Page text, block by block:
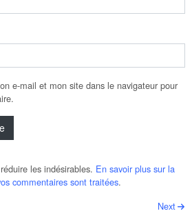
e-mail et mon site dans le navigateur pour
les indésirables. En savoir plus sur la
commentaires sont traitées.
Next